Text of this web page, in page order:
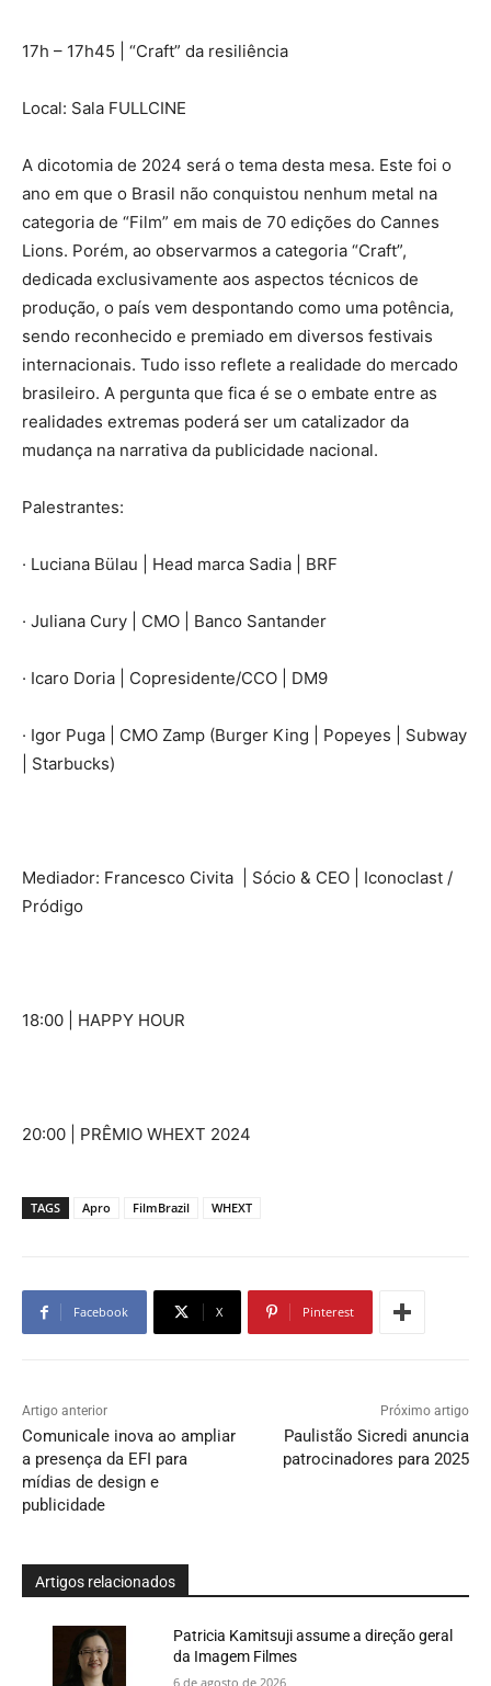
17h – 17h45 | “Craft” da resiliência
Local: Sala FULLCINE
A dicotomia de 2024 será o tema desta mesa. Este foi o
ano em que o Brasil não conquistou nenhum metal na
categoria de “Film” em mais de 70 edições do Cannes
Lions. Porém, ao observarmos a categoria “Craft”,
dedicada exclusivamente aos aspectos técnicos de
produção, o país vem despontando como uma potência,
sendo reconhecido e premiado em diversos festivais
internacionais. Tudo isso reflete a realidade do mercado
brasileiro. A pergunta que fica é se o embate entre as
realidades extremas poderá ser um catalizador da
mudança na narrativa da publicidade nacional.
Palestrantes:
· Luciana Bülau | Head marca Sadia | BRF
· Juliana Cury | CMO | Banco Santander
· Icaro Doria | Copresidente/CCO | DM9
· Igor Puga | CMO Zamp (Burger King | Popeyes | Subway
| Starbucks)
Mediador: Francesco Civita | Sócio & CEO | Iconoclast /
Pródigo
18:00 | HAPPY HOUR
20:00 | PRÊMIO WHEXT 2024
TAGS Apro FilmBrazil WHEXT
Facebook X Pinterest
Artigo anterior
Comunicale inova ao ampliar
a presença da EFI para
mídias de design e
publicidade
Próximo artigo
Paulistão Sicredi anuncia
patrocinadores para 2025
Artigos relacionados
Patricia Kamitsuji assume a direção geral
da Imagem Filmes
6 de agosto de 2026